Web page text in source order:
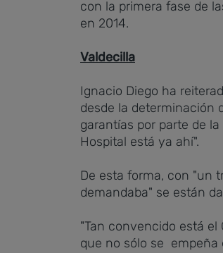
con la primera fase de
en 2014.
Valdecilla
Ignacio Diego ha
desde la determinación
garantías por parte de
Hospital está ya ahí".
De esta forma, con "un
demandaba" se están
"Tan convencido está
que no sólo se empeña